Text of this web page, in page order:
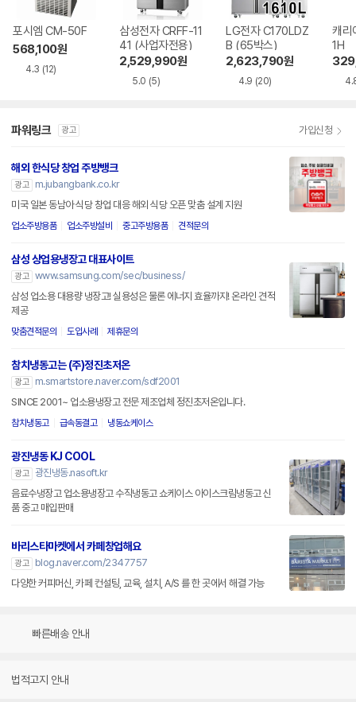
포시엠 CM-50F
568,100원
4.3 (12)
삼성전자 CRFF-11
41 (사업자전용)
2,529,990원
5.0 (5)
LG전자 C170LDZ
B (65박스)
2,623,790원
4.9 (20)
캐
1H
파워링크 광고 가입신청
해외 한식당 창업 주방뱅크
광고
m.jubangbank.co.kr
미국 일본 동남아 식당 창업 대응 해외 식당 오픈 맞춤 설계 지원
업소주방용품 업소주방설비 중고주방용품 견적문의
삼성 상업용냉장고 대표사이트
광고 www.samsung.com/sec/business/
삼성 업소용 대용량 냉장고! 실용성은 물론 에너지 효율까지! 온라인 견적
제공
맞춤견적문의 도입사례 제휴문의
참치냉동고는 (주)정진초저온
광고
m.smartstore.naver.com/sdf2001
SINCE 2001~ 업소용냉장고 전문 제조업체 정진초저온입니다.
참치냉동고 급속동결고 냉동쇼케이스
광진냉동 KJ COOL
광고 광진냉동.nasoft.kr
음료수냉장고 업소용냉장고 수직냉동고 쇼케이스 아이스크림냉동고 신
품 중고 매입판매
바리스타마켓에서 카페창업해요
광고
blog.naver.com/2347757
다양한 커피머신, 카페 컨설팅, 교육, 설치, A/S 를 한 곳에서 해결 가능
빠른배송 안내
법적고지 안내